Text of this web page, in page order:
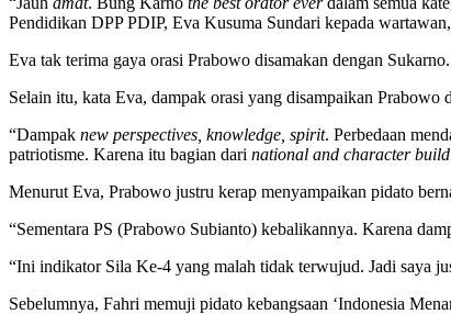
Pendidikan DPP PDIP, Eva Kusuma Sundari kepada
Eva tak terima gaya orasi Prabowo disamakan dengan
Selain itu, kata Eva, dampak orasi yang disampaikan
“Dampak new perspectives, knowledge, spirit. Perbedaan
patriotisme. Karena itu bagian dari national and character
Menurut Eva, Prabowo justru kerap menyampaikan pidato
“Sementara PS (Prabowo Subianto) kebalikannya. Karena
“Ini indikator Sila Ke-4 yang malah tidak terwujud. Jadi saya
Sebelumnya, Fahri memuji pidato kebangsaan ‘Indonesia